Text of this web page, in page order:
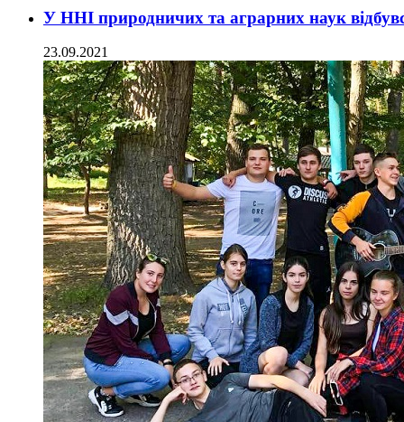
У ННІ природничих та аграрних наук
23.09.2021